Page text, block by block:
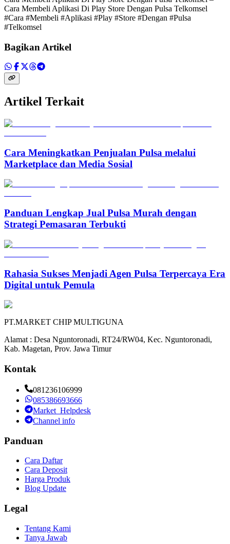
Cara Membeli Aplikasi Di Play Store Dengan Pulsa Telkomsel
#Cara #Membeli #Aplikasi #Play #Store #Dengan #Pulsa
#Telkomsel
Bagikan Artikel
Artikel Terkait
Cara Meningkatkan Penjualan Pulsa melalui
Marketplace dan Media Sosial
Panduan Lengkap Jual Pulsa Murah dengan
Strategi Pemasaran Terbukti
Rahasia Sukses Menjadi Agen Pulsa Terpercaya Era
Digital untuk Pemula
PT.MARKET CHIP MULTIGUNA
Alamat : Desa Nguntoronadi, RT24/RW04, Kec. Nguntoronadi,
Kab. Magetan, Prov. Jawa Timur
Kontak
081236106999
085386693666
Market_Helpdesk
Channel info
Panduan
Cara Daftar
Cara Deposit
Harga Produk
Blog Update
Legal
Tentang Kami
Tanya Jawab